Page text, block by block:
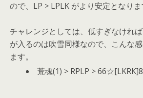
ので、LP > LPLK がより安定となりま
チャレンジとしては、低すぎなけれ
が入るのは吹雪同様なので、こんな
ます。
荒魂(1) > RPLP >